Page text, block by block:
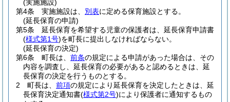
(実施施設)
第4条
実施施設は、 別表に定める保育施設とする。
(延長保育の申請)
第5条
延長保育を希望する児童の保護者は、延長保育申請書
(様式第1号)を町長に提出しなければならない。
(延長保育の決定)
第6条
町長は、 前条の規定による申請があった場合は、その
内容を調査し、延長保育の必要があると認めるときは、延
長保育の決定を行うものとする。
2
町長は、 前項の規定により延長保育を決定したときは、延
長保育決定通知書(様式第2号)により保護者に通知するもの